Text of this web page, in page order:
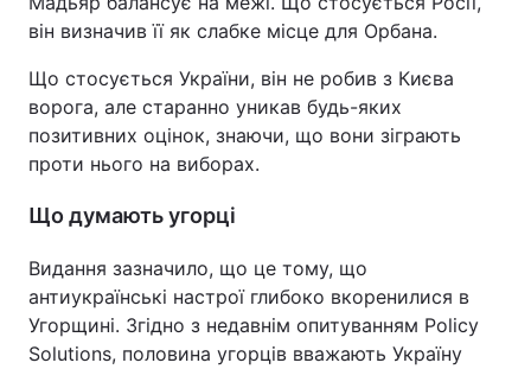
він визначив її як слабке місце для Орбана.
Що стосується України, він не робив з Києва
ворога, але старанно уникав будь-яких
позитивних оцінок, знаючи, що вони зіграють
проти нього на виборах.
Що думають угорці
Видання зазначило, що це тому, що
антиукраїнські настрої глибоко вкоренилися в
Угорщині. Згідно з недавнім опитуванням Policy
Solutions, половина угорців вважають Україну